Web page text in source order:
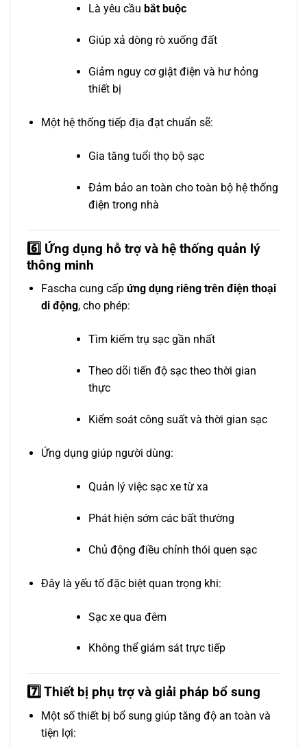
Là yêu cầu bắt buộc
Giúp xả dòng rò xuống đất
Giảm nguy cơ giật điện và hư hỏng
thiết bị
Một hệ thống tiếp địa đạt chuẩn sẽ:
Gia tăng tuổi thọ bộ sạc
Đảm bảo an toàn cho toàn bộ hệ thống
điện trong nhà
6️⃣ Ứng dụng hỗ trợ và hệ thống quản lý
thông minh
Fascha cung cấp ứng dụng riêng trên điện thoại
di động, cho phép:
Tìm kiếm trụ sạc gần nhất
Theo dõi tiến độ sạc theo thời gian
thực
Kiểm soát công suất và thời gian sạc
Ứng dụng giúp người dùng:
Quản lý việc sạc xe từ xa
Phát hiện sớm các bất thường
Chủ động điều chỉnh thói quen sạc
Đây là yếu tố đặc biệt quan trọng khi:
Sạc xe qua đêm
Không thể giám sát trực tiếp
7️⃣ Thiết bị phụ trợ và giải pháp bổ sung
Một số thiết bị bổ sung giúp tăng độ an toàn và
tiện lợi: